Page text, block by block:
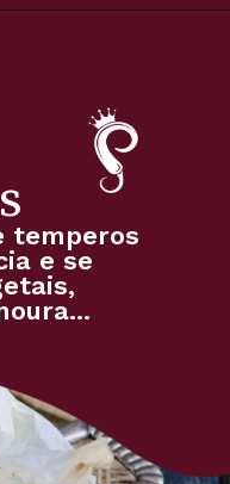
temperos
e se